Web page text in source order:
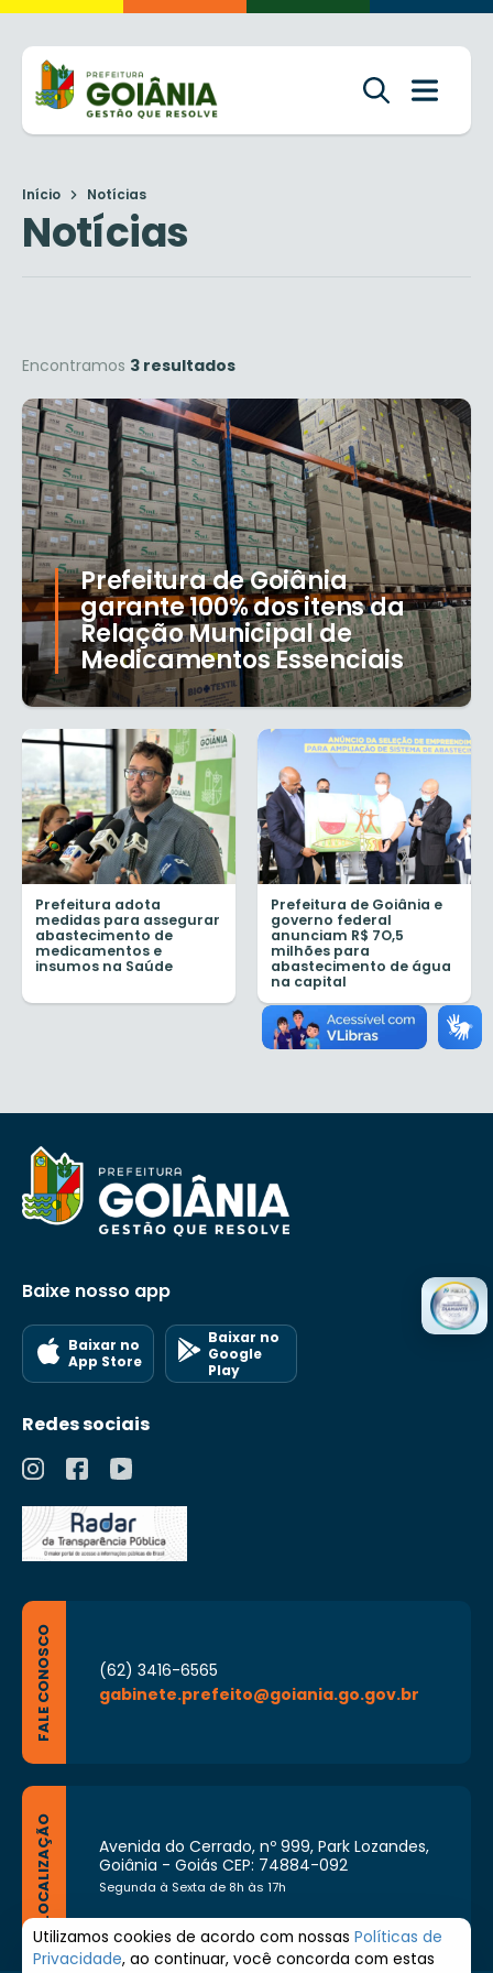
Início Notícias
Notícias
Encontramos 3 resultados
Prefeitura de Goiânia
garante 100% dos itens da
Relação Municipal de
Medicamentos Essenciais
Prefeitura adota
medidas para assegurar
abastecimento de
medicamentos e
insumos na Saúde
Prefeitura de Goiânia e
governo federal
anunciam R$ 7O,5
milhões para
abastecimento de água
na capital
Baixe nosso app
Baixar no
App Store
Baixar no
Google
Play
Redes sociais
FALE CONOSCO
(62) 3416-6565
gabinete.prefeito@goiania.go.gov.br
LOCALIZAÇÃO
Avenida do Cerrado, nº 999, Park Lozandes,
Goiânia - Goiás CEP: 74884-092
Segunda à Sexta de 8h às 17h
Utilizamos cookies de acordo com nossas Políticas de
Privacidade, ao continuar, você concorda com estas